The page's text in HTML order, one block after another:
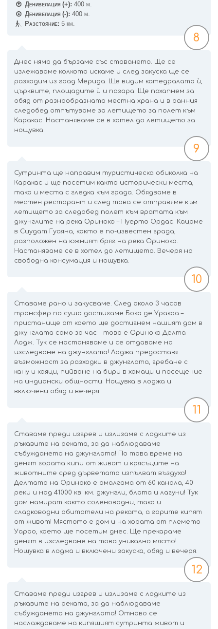
Денивелация (+): 400 м.
Денивелация (-): 400 м.
Разстояние: 5 км.
8
Днес няма да бързаме със ставането. Ще се
излежаваме колкото искаме и след закуска ще се
разходим из град Мерида. Ще видим катедралата ѝ,
църквите, площадите ѝ и пазара. Ще похапнем за
обяд от разнообразната местна храна и в ранния
следобед отпътуваме за летището за полет към
Каракас. Настаняваме се в хотел до летището за
нощувка.
9
Сутринта ще направим туристическа обиколка на
Каракас и ще посетим както исторически места,
така и места с гледка към града. Обядваме в
местен ресторант и след това се отправяме към
летището за следобед полет към вратата към
джунглите на река Ориноко – Пуерто Ордас. Кацаме
в Сиудат Гуаяна, както е по-известен града,
разположен на южният бряг на река Ориноко.
Настаняваме се в хотел до летището. Вечеря на
свободна консумация и нощувка.
10
Ставаме рано и закусваме. След около 3 часов
трансфер по суша достигаме Бока де Уракоа –
пристанище от което ще достигнем нашият дом в
джунглата само за час – това е Ориноко Делта
Лодж. Тук се настаняваме и се отдаваме на
изследване на джунглата! Лоджа предоставя
възможност за разходки в джунглата, гребане с
кану и каяци, пийване на бири в хамаци и посещение
на индиански общности. Нощувка в лоджа и
включени обяд и вечеря.
11
Ставаме преди изгрев и излизаме с лодките из
ръкавите на реката, за да наблюдаваме
събуждането на джунглата! По това време на
денят гората кипи от живот и крясъците на
животните сред дърветата изпълват въздуха!
Делтата на Ориноко е амалгама от 60 канала, 40
реки и над 41000 кв. км. джунгли, блата и лагуни! Тук
дом намират както соленоводни, така и
сладководни обитатели на реката, а горите кипят
от живот! Мястото е дом и на хората от племето
Уарао, което ще посетим днес. Ще прекараме
денят в изследване на това уникално място!
Нощувка в лоджа и включени закуска, обяд и вечеря.
12
Ставаме преди изгрев и излизаме с лодките из
ръкавите на реката, за да наблюдаваме
събуждането на джунглата! Отново се
наслаждаваме на кипящият сутринта живот и